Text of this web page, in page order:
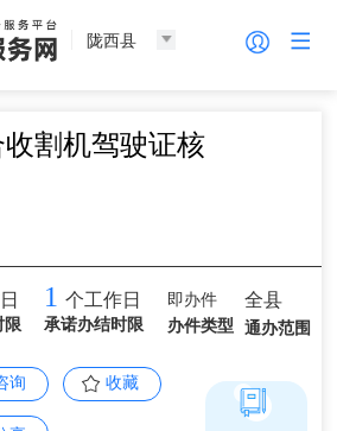
陇西县
割机驾驶证核
限
1 个工作日
承诺办结时限
即办件
办件类型
全县
通办范围
询 收藏